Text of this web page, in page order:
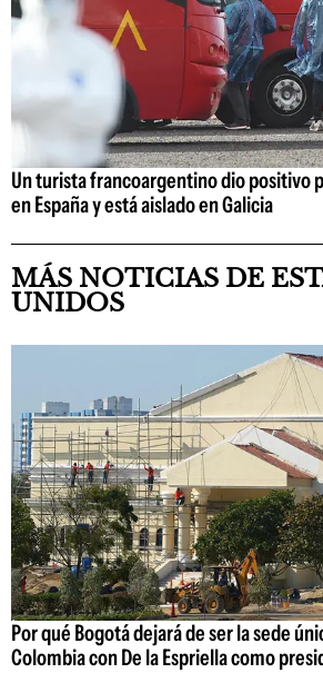
Un turista francoargentino dio positivo
en España y está aislado en Galicia
MÁS NOTICIAS DE
UNIDOS
Por qué Bogotá dejará de ser la sede
Colombia con De la Espriella como